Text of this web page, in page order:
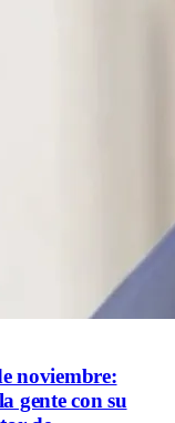
noviembre:
gente con su